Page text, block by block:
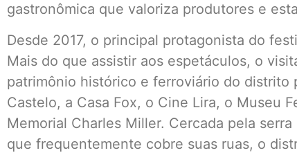
gastronômica que valoriza produtores e
Desde 2017, o principal protagonista do
Mais do que assistir aos espetáculos, o
patrimônio histórico e ferroviário do distrito
Castelo, a Casa Fox, o Cine Lira, o Museu
Memorial Charles Miller. Cercada pela
que frequentemente cobre suas ruas, o